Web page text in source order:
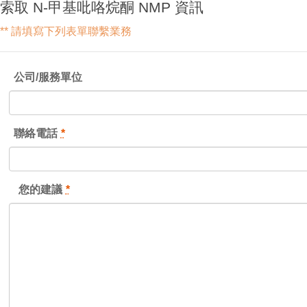
索取 N-甲基吡咯烷酮 NMP 資訊
** 請填寫下列表單聯繫業務
公司/服務單位
聯絡電話 *
您的建議 *